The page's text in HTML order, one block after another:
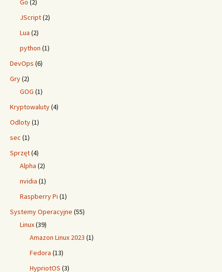
Go (2)
JScript(2)
Lua (2)
python (1)
DevOps (6)
Gry(2)
GOG (1)
Kryptowaluty(4)
Odloty(1)
sec (1)
Sprzęt(4)
Alpha (2)
nvidia (1)
Raspberry Pi (1)
Systemy Operacyjne (55)
Linux(39)
Amazon Linux 2023 (1)
Fedora (13)
HypriotOS (3)